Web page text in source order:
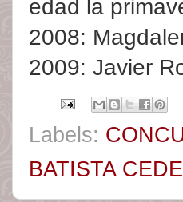
edad la
2008:
2009: Javier
Labels:
BATISTA